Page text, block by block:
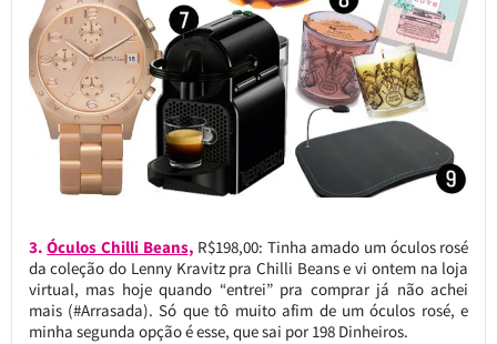
3.Óculos Chilli Beans, R$198,00: Tinha amado um óculos rosé
da coleção do Lenny Kravitz pra Chilli Beans e vi ontem na loja
virtual, mas hoje quando “entrei” pra comprar já não achei
mais (#Arrasada). Só que tô muito afim de um óculos rosé, e
minha segunda opção é esse, que sai por 198 Dinheiros.